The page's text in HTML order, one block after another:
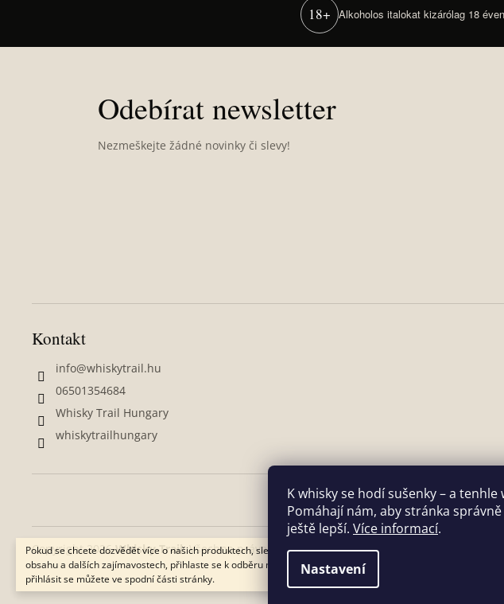
K whisky se hodí sušenky – a
Pomáhají nám, aby stránka
ještě lepší. Více informací.
Nastavení
Pokud se chcete dozvědět více o našich produktech, slevách, zákulisním
obsahu a dalších zajímavostech, přihlaste se k odběru našeho newsletteru –
přihlásit se můžete ve spodní části stránky.
18+ Alkoholos italokat kizárólag 18
Odebírat newsletter
Nezmeškejte žádné novinky či slevy!
Kontakt
info@whiskytrail.hu
06501354684
Whisky Trail Hungary
whiskytrailhungary
Copyright 2026Whisky Trail. Všechna práva vyhrazena.Upravit nastavení cookies